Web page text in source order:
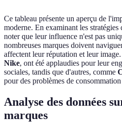
Ce tableau présente un aperçu de
moderne. En examinant les stratégies
noter que leur influence n'est pas
nombreuses marques doivent
affectent leur réputation et leur
Nike, ont été applaudies pour leur
sociales, tandis que d'autres, comme
pour des problèmes de consommation
Analyse des données
marques